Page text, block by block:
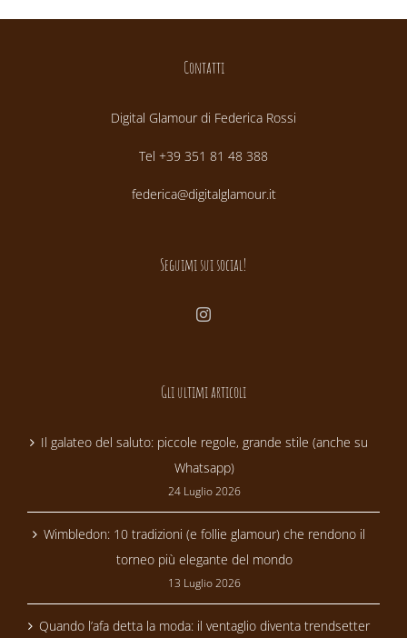
Contatti
Digital Glamour di Federica Rossi
Tel +39 351 81 48 388
federica@digitalglamour.it
Seguimi sui social!
Gli ultimi articoli
Il galateo del saluto: piccole regole, grande stile (anche su
Whatsapp)
24 Luglio 2026
Wimbledon: 10 tradizioni (e follie glamour) che rendono il
torneo più elegante del mondo
13 Luglio 2026
Quando l’afa detta la moda: il ventaglio diventa trendsetter